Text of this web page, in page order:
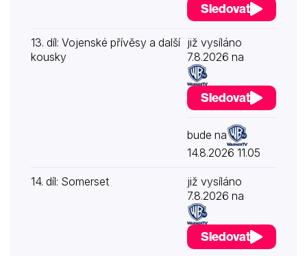
Sledovat
13. díl: Vojenské přívěsy a další
kousky
již vysíláno
7.8.2026 na
Sledovat
bude na
14.8.2026 11.05
14. díl: Somerset
již vysíláno
7.8.2026 na
Sledovat